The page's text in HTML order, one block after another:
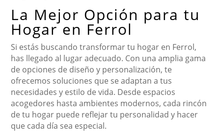
La Mejor Opción para tu
Hogar en Ferrol
Si estás buscando transformar tu hogar en Ferrol,
has llegado al lugar adecuado. Con una amplia gama
de opciones de diseño y personalización, te
ofrecemos soluciones que se adaptan a tus
necesidades y estilo de vida. Desde espacios
acogedores hasta ambientes modernos, cada rincón
de tu hogar puede reflejar tu personalidad y hacer
que cada día sea especial.